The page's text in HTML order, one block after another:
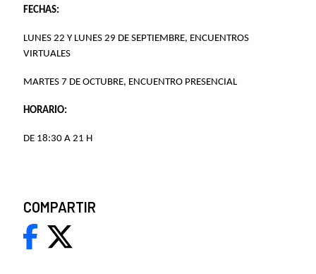
FECHAS:
LUNES 22 Y LUNES 29 DE SEPTIEMBRE, ENCUENTROS
VIRTUALES
MARTES 7 DE OCTUBRE, ENCUENTRO PRESENCIAL
HORARIO:
DE 18:30 A 21 H
COMPARTIR